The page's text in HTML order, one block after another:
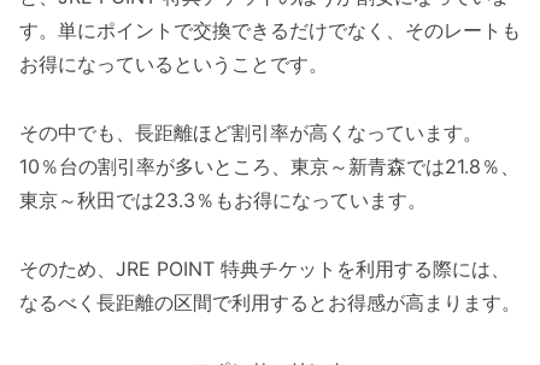
す。単にポイントで交換できるだけでなく、そのレートも
お得になっているということです。
その中でも、長距離ほど割引率が高くなっています。
10％台の割引率が多いところ、東京～新青森では21.8％、
東京～秋田では23.3％もお得になっています。
そのため、JRE POINT 特典チケットを利用する際には、
なるべく長距離の区間で利用するとお得感が高まります。